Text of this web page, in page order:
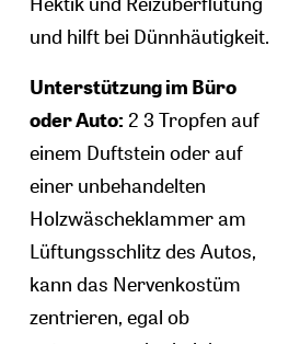
und hilft bei Dünnhäutigkeit.
Unterstützung im Büro
oder Auto: 2 3 Tropfen auf
einem Duftstein oder auf
einer unbehandelten
Holzwäscheklammer am
Lüftungsschlitz des Autos,
kann das Nervenkostüm
zentrieren, egal ob